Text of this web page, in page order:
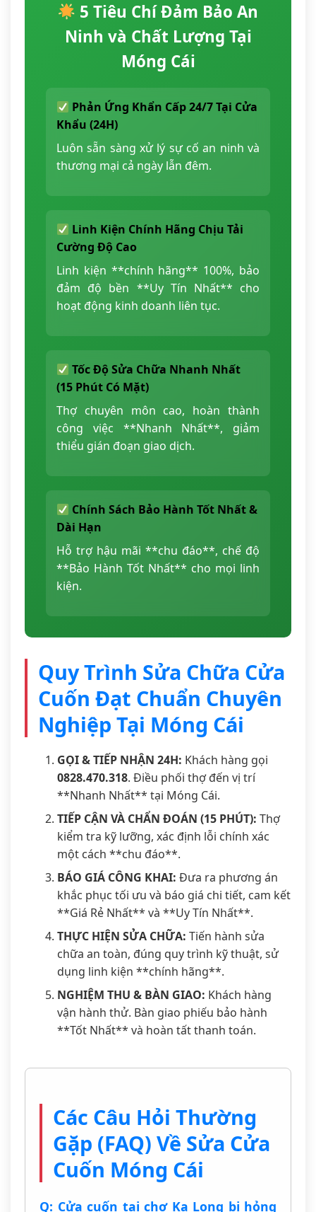
5 Tiêu Chí Đảm Bảo An
Ninh và Chất Lượng Tại
Móng Cái
Phản Ứng Khẩn Cấp 24/7 Tại Cửa
Khẩu (24H)
Luôn sẵn sàng xử lý sự cố an ninh và
thương mại cả ngày lẫn đêm.
Linh Kiện Chính Hãng Chịu Tải
Cường Độ Cao
Linh kiện **chính hãng** 100%, bảo
đảm độ bền **Uy Tín Nhất** cho
hoạt động kinh doanh liên tục.
Tốc Độ Sửa Chữa Nhanh Nhất
(15 Phút Có Mặt)
Thợ chuyên môn cao, hoàn thành
công việc **Nhanh Nhất**, giảm
thiểu gián đoạn giao dịch.
Chính Sách Bảo Hành Tốt Nhất &
Dài Hạn
Hỗ trợ hậu mãi **chu đáo**, chế độ
**Bảo Hành Tốt Nhất** cho mọi linh
kiện.
Quy Trình Sửa Chữa Cửa
Cuốn Đạt Chuẩn Chuyên
Nghiệp Tại Móng Cái
GỌI & TIẾP NHẬN 24H: Khách hàng gọi
0828.470.318. Điều phối thợ đến vị trí
**Nhanh Nhất** tại Móng Cái.
TIẾP CẬN VÀ CHẨN ĐOÁN (15 PHÚT): Thợ
kiểm tra kỹ lưỡng, xác định lỗi chính xác
một cách **chu đáo**.
BÁO GIÁ CÔNG KHAI: Đưa ra phương án
khắc phục tối ưu và báo giá chi tiết, cam kết
**Giá Rẻ Nhất** và **Uy Tín Nhất**.
THỰC HIỆN SỬA CHỮA: Tiến hành sửa
chữa an toàn, đúng quy trình kỹ thuật, sử
dụng linh kiện **chính hãng**.
NGHIỆM THU & BÀN GIAO: Khách hàng
vận hành thử. Bàn giao phiếu bảo hành
**Tốt Nhất** và hoàn tất thanh toán.
Các Câu Hỏi Thường
Gặp (FAQ) Về Sửa Cửa
Cuốn Móng Cái
Q: Cửa cuốn tại chợ Ka Long bị hỏng